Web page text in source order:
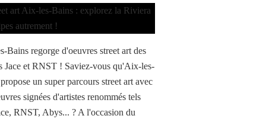
Bains regorge d'oeuvres street art des
Jace et RNST ! Saviez-vous qu'Aix-les-
un super parcours street art avec
signées d'artistes renommés tels
RNST, Abys... ? A l'occasion du